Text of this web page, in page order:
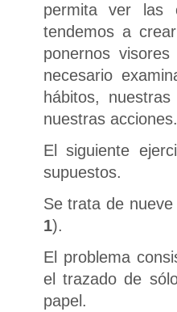
permita ver las
tendemos a
ponernos
necesario
hábitos,
nuestras acciones.
El siguiente
supuestos.
Se trata de
1).
El problema
el trazado de
papel.